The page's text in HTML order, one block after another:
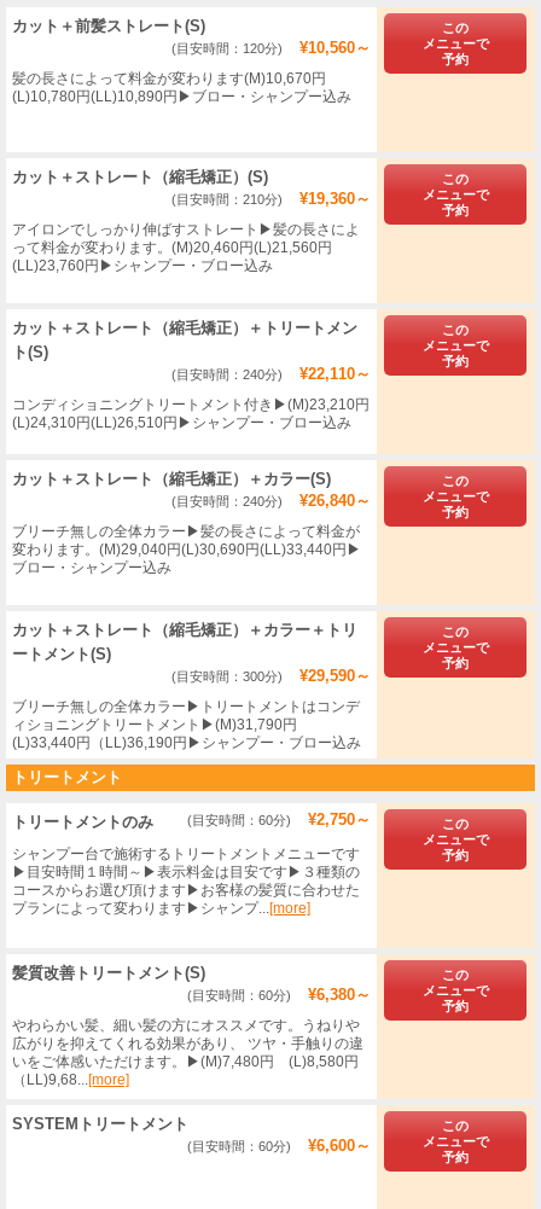
カット＋前髪ストレート(S)
(目安時間：120分) ¥10,560～
髪の長さによって料金が変わります(M)10,670円
(L)10,780円(LL)10,890円▶ブロー・シャンプー込み
この
メニューで
予約
カット＋ストレート（縮毛矯正）(S)
(目安時間：210分) ¥19,360～
アイロンでしっかり伸ばすストレート▶︎髪の長さによ
って料金が変わります。(M)20,460円(L)21,560円
(LL)23,760円▶シャンプー・ブロー込み
この
メニューで
予約
カット＋ストレート（縮毛矯正）＋トリートメン
ト(S)
(目安時間：240分) ¥22,110～
コンディショニングトリートメント付き▶(M)23,210円
(L)24,310円(LL)26,510円▶シャンプー・ブロー込み
この
メニューで
予約
カット＋ストレート（縮毛矯正）＋カラー(S)
(目安時間：240分) ¥26,840～
ブリーチ無しの全体カラー▶︎髪の長さによって料金が
変わります。(M)29,040円(L)30,690円(LL)33,440円▶
ブロー・シャンプー込み
この
メニューで
予約
カット＋ストレート（縮毛矯正）＋カラー＋トリ
ートメント(S)
(目安時間：300分) ¥29,590～
ブリーチ無しの全体カラー▶トリートメントはコンデ
ィショニングトリートメント▶(M)31,790円
(L)33,440円（LL)36,190円▶シャンプー・ブロー込み
この
メニューで
予約
トリートメント
トリートメントのみ (目安時間：60分) ¥2,750～
シャンプー台で施術するトリートメントメニューです
▶目安時間１時間～▶︎表示料金は目安です▶３種類の
コースからお選び頂けます▶お客様の髪質に合わせた
プランによって変わります▶シャンプ...[more]
この
メニューで
予約
髪質改善トリートメント(S)
(目安時間：60分) ¥6,380～
​やわらかい髪、細い髪の方にオススメです。うねりや
広がりを抑えてくれる効果があり、 ツヤ・手触りの違
いをご体感いただけます。▶(M)7,480円 (L)8,580円
（LL)9,68...[more]
この
メニューで
予約
SYSTEMトリートメント
(目安時間：60分) ¥6,600～
この
メニューで
予約